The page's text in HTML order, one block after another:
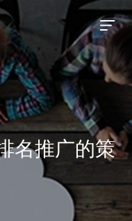
页
于我们
名推广的策